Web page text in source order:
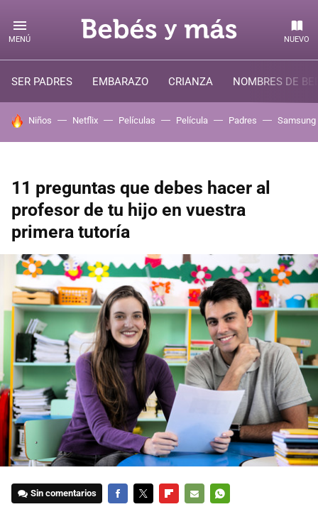
MENÚ NUEVO
SER PADRES EMBARAZO CRIANZA NOMBRES DE
HOY SE HABLA DE
Niños Netflix Películas Película Padres Samsung
11 preguntas que debes hacer al
profesor de tu hijo en vuestra
primera tutoría
Sin comentarios